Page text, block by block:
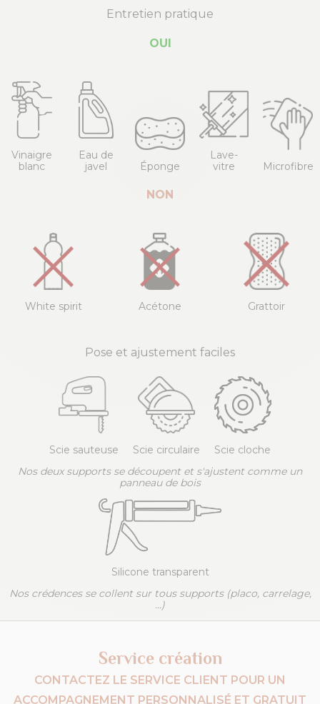
Entretien pratique
OUI
Vinaigre
blanc
Eau de
javel
Éponge
Lave-
vitre
Microfibre
NON
White spirit Acétone Grattoir
Pose et ajustement faciles
Scie sauteuse Scie circulaire
Scie cloche
Nos deux supports se découpent et s'ajustent comme un
panneau de bois
Silicone transparent
Nos crédences se collent sur tous supports (placo, carrelage,
...)
Service création
CONTACTEZ LE SERVICE CLIENT POUR UN
ACCOMPAGNEMENT PERSONNALISÉ ET GRATUIT